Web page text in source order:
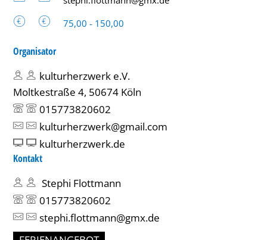
75,00 - 150,00
Organisator
kulturherzwerk e.V.
Moltkestraße 4, 50674 Köln
015773820602
kulturherzwerk@gmail.com
kulturherzwerk.de
Kontakt
Stephi Flottmann
015773820602
stephi.flottmann@gmx.de